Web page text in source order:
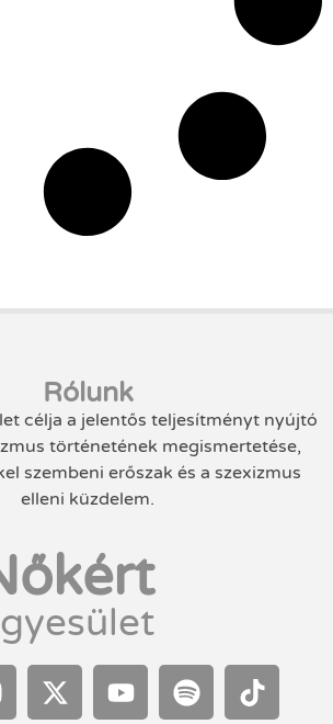
Rólunk
célja a jelentős teljesítményt nyújtó
történetének megismertetése,
szembeni erőszak és a szexizmus
elleni küzdelem.